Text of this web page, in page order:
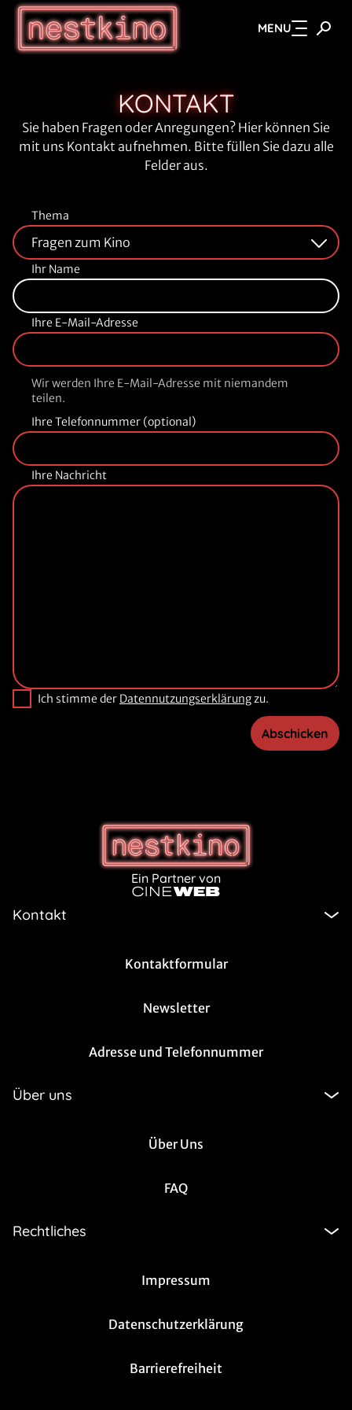
Zum Hauptinhalt springen MENU
KONTAKT
Sie haben Fragen oder Anregungen? Hier können Sie
mit uns Kontakt aufnehmen. Bitte füllen Sie dazu alle
Felder aus.
Thema
Ihr Name
Ihre E-Mail-Adresse
Wir werden Ihre E-Mail-Adresse mit niemandem
teilen.
Ihre Telefonnummer (optional)
Ihre Nachricht
Ich stimme der Datennutzungserklärungzu.
Abschicken
Ein Partner von
Kontakt
Kontaktformular
Newsletter
Adresse und Telefonnummer
Über uns
Über Uns
FAQ
Rechtliches
Impressum
Datenschutzerklärung
Barrierefreiheit